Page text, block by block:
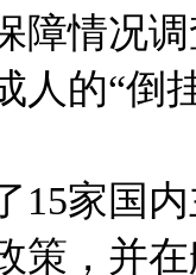
障情况
人的“倒
家国内
策，并